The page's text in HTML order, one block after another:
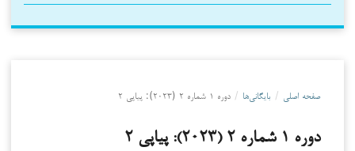
صفحه اصلی / بایگانی‌ها / دوره ۱ شماره ۲ (۲۰۲۳): پیاپی ۲
دوره ۱ شماره ۲ (۲۰۲۳): پیاپی ۲